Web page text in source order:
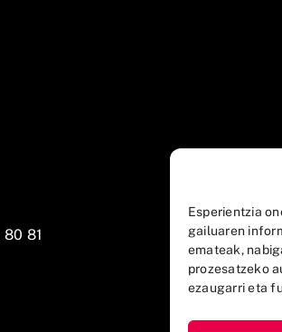
Esperientzia
gailuaren
emateak,
prozesatzeko
ezaugarri eta
81